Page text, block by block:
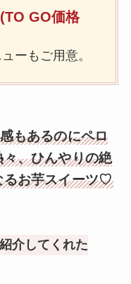
(TO GO価格
ーもご用意。
もあるのにペロ
、ひんやりの絶
るお芋スイーツ♡
介してくれた